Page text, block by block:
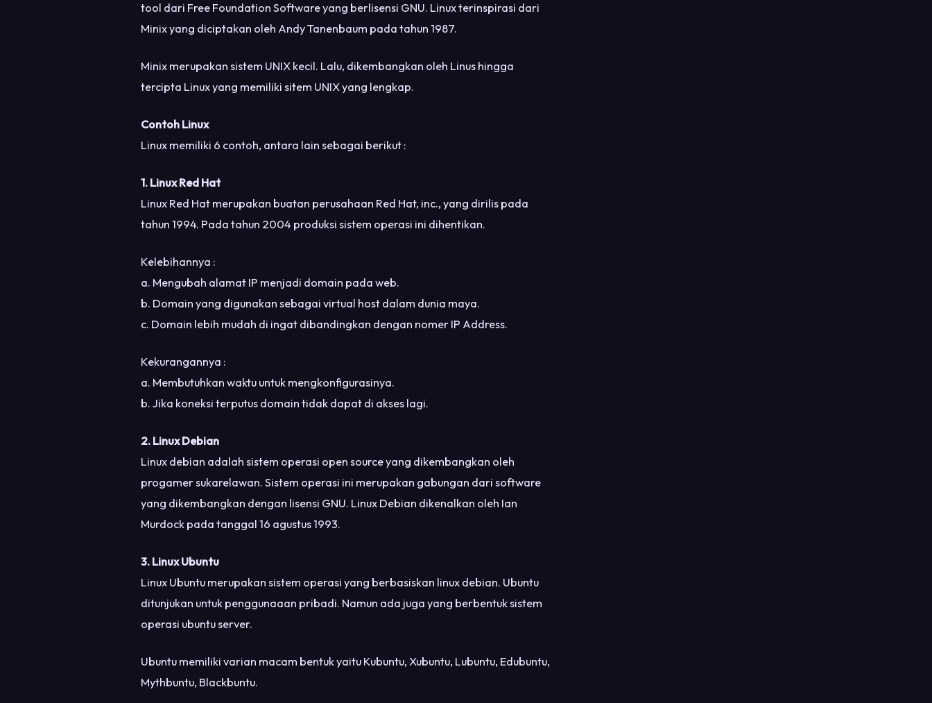
tool dari Free Foundation Software yang berlisensi GNU. Linux terinspirasi dari
Minix yang diciptakan oleh Andy Tanenbaum pada tahun 1987.
Minix merupakan sistem UNIX kecil. Lalu, dikembangkan oleh Linus hingga
tercipta Linux yang memiliki sitem UNIX yang lengkap.
Contoh Linux
Linux memiliki 6 contoh, antara lain sebagai berikut :
1. Linux Red Hat
Linux Red Hat merupakan buatan perusahaan Red Hat, inc., yang dirilis pada
tahun 1994. Pada tahun 2004 produksi sistem operasi ini dihentikan.
Kelebihannya :
a. Mengubah alamat IP menjadi domain pada web.
b. Domain yang digunakan sebagai virtual host dalam dunia maya.
c. Domain lebih mudah di ingat dibandingkan dengan nomer IP Address.
Kekurangannya :
a. Membutuhkan waktu untuk mengkonfigurasinya.
b. Jika koneksi terputus domain tidak dapat di akses lagi.
2. Linux Debian
Linux debian adalah sistem operasi open source yang dikembangkan oleh
progamer sukarelawan. Sistem operasi ini merupakan gabungan dari software
yang dikembangkan dengan lisensi GNU. Linux Debian dikenalkan oleh Ian
Murdock pada tanggal 16 agustus 1993.
3. Linux Ubuntu
Linux Ubuntu merupakan sistem operasi yang berbasiskan linux debian. Ubuntu
ditunjukan untuk penggunaaan pribadi. Namun ada juga yang berbentuk sistem
operasi ubuntu server.
Ubuntu memiliki varian macam bentuk yaitu Kubuntu, Xubuntu, Lubuntu, Edubuntu,
Mythbuntu, Blackbuntu.